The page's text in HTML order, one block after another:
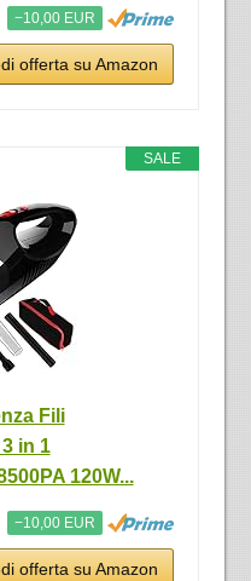
−10,00 EUR
offerta su Amazon
SALE
Fili
in 1
120W...
−10,00 EUR
offerta su Amazon